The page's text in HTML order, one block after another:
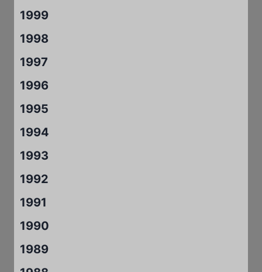
1999
1998
1997
1996
1995
1994
1993
1992
1991
1990
1989